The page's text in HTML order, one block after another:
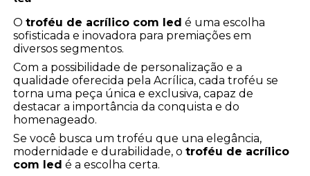
Otroféu de acrílico com led é uma escolha
sofisticada e inovadora para premiações em
diversos segmentos.
Com a possibilidade de personalização e a
qualidade oferecida pela Acrílica, cada troféu se
torna uma peça única e exclusiva, capaz de
destacar a importância da conquista e do
homenageado.
Se você busca um troféu que una elegância,
modernidade e durabilidade, otroféu de acrílico
com led é a escolha certa.